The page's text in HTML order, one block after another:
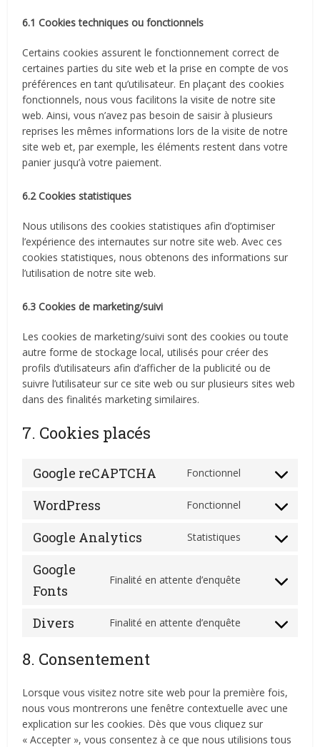
6.1 Cookies techniques ou fonctionnels
Certains cookies assurent le fonctionnement correct de
certaines parties du site web et la prise en compte de vos
préférences en tant qu’utilisateur. En plaçant des cookies
fonctionnels, nous vous facilitons la visite de notre site
web. Ainsi, vous n’avez pas besoin de saisir à plusieurs
reprises les mêmes informations lors de la visite de notre
site web et, par exemple, les éléments restent dans votre
panier jusqu’à votre paiement.
6.2 Cookies statistiques
Nous utilisons des cookies statistiques afin d’optimiser
l’expérience des internautes sur notre site web. Avec ces
cookies statistiques, nous obtenons des informations sur
l’utilisation de notre site web.
6.3 Cookies de marketing/suivi
Les cookies de marketing/suivi sont des cookies ou toute
autre forme de stockage local, utilisés pour créer des
profils d’utilisateurs afin d’afficher de la publicité ou de
suivre l’utilisateur sur ce site web ou sur plusieurs sites web
dans des finalités marketing similaires.
7. Cookies placés
Google reCAPTCHA Fonctionnel
Consent
service
recaptcha
WordPress Fonctionnel
Consent
service
Google Analytics Statistiques
Consent
service
Google
Fonts
Finalité en attente d’enquête
Consent
service
Divers Finalité en attente d’enquête
Consent
8. Consentement
Lorsque vous visitez notre site web pour la première fois,
nous vous montrerons une fenêtre contextuelle avec une
explication sur les cookies. Dès que vous cliquez sur
« Accepter », vous consentez à ce que nous utilisions tous